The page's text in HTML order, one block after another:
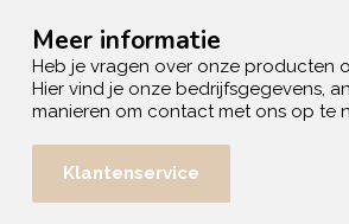
Meer informatie
Heb je vragen over onze producten
Hier vind je onze bedrijfsgegevens,
manieren om contact met ons op te
Klantenservice